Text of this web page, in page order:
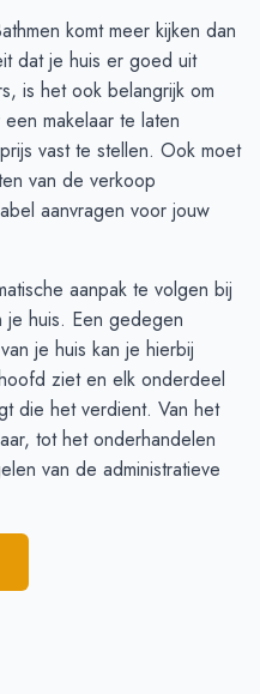
komt meer kijken dan
dat je huis er goed uit
is het ook belangrijk om
makelaar te laten
vast te stellen. Ook moet
van de verkoop
aanvragen voor jouw
aanpak te volgen bij
huis. Een gedegen
je huis kan je hierbij
ziet en elk onderdeel
die het verdient. Van het
, tot het onderhandelen
van de administratieve